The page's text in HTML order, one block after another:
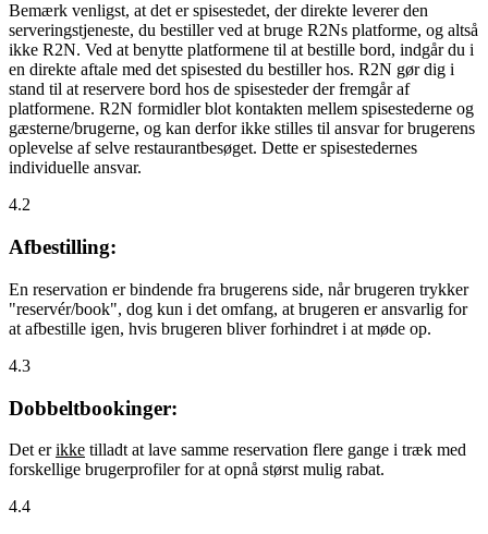
Bemærk venligst, at det er spisestedet, der direkte leverer den
serveringstjeneste, du bestiller ved at bruge R2Ns platforme, og altså
ikke R2N. Ved at benytte platformene til at bestille bord, indgår du i
en direkte aftale med det spisested du bestiller hos. R2N gør dig i
stand til at reservere bord hos de spisesteder der fremgår af
platformene. R2N formidler blot kontakten mellem spisestederne og
gæsterne/brugerne, og kan derfor ikke stilles til ansvar for brugerens
oplevelse af selve restaurantbesøget. Dette er spisestedernes
individuelle ansvar.
4.2
Afbestilling:
En reservation er bindende fra brugerens side, når brugeren trykker
"reservér/book", dog kun i det omfang, at brugeren er ansvarlig for
at afbestille igen, hvis brugeren bliver forhindret i at møde op.
4.3
Dobbeltbookinger:
Det erikke tilladt at lave samme reservation flere gange i træk med
forskellige brugerprofiler for at opnå størst mulig rabat.
4.4